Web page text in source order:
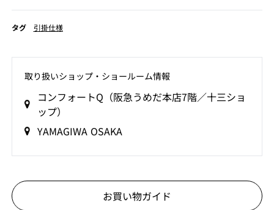
タグ 引掛仕様
取り扱いショップ‧ショールーム情報
コンフォートQ（阪急うめだ本店7階／十三ショ
ップ）
YAMAGIWA OSAKA
お買い物ガイド